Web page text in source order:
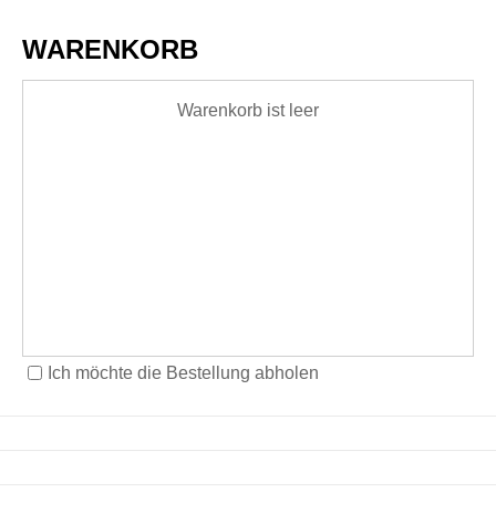
WARENKORB
Warenkorb ist leer
Ich möchte die Bestellung abholen